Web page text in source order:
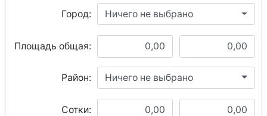
Город: Ничего не выбрано
Площадь общая:
Район: Ничего не выбрано
Сотки: